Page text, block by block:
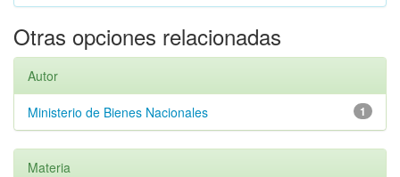
Otras opciones relacionadas
Autor
1
Ministerio de Bienes Nacionales
Materia